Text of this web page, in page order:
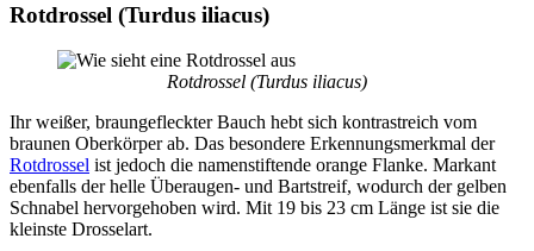
Rotdrossel (Turdus iliacus)
Rotdrossel (Turdus iliacus)
Ihr weißer, braungefleckter Bauch hebt sich kontrastreich vom
braunen Oberkörper ab. Das besondere Erkennungsmerkmal der
Rotdrossel ist jedoch die namenstiftende orange Flanke. Markant
ebenfalls der helle Überaugen- und Bartstreif, wodurch der gelben
Schnabel hervorgehoben wird. Mit 19 bis 23 cm Länge ist sie die
kleinste Drosselart.